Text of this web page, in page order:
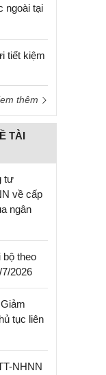
ngoài tại
tiết kiệm
thêm
TÀI
tư
về cấp
ngân
bộ theo
2026
tục liên
NHNN